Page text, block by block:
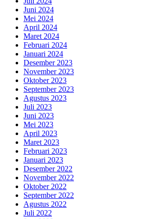
Juni 2024
Mei 2024
April 2024
Maret 2024
Februari 2024
Januari 2024
Desember 2023
November 2023
Oktober 2023
September 2023
Agustus 2023
Juli 2023
Juni 2023
Mei 2023
April 2023
Maret 2023
Februari 2023
Januari 2023
Desember 2022
November 2022
Oktober 2022
September 2022
Agustus 2022
Juli 2022